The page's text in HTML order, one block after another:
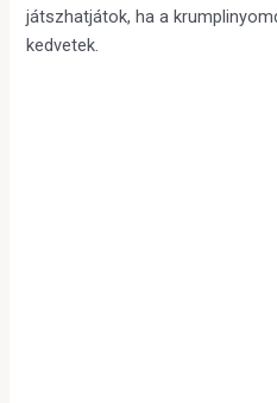
játszhatjátok, ha a
kedvetek.